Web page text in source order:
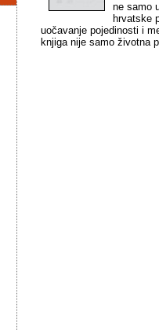
ne samo
hrvatske
uočavanje pojedinosti i
knjiga nije samo životna